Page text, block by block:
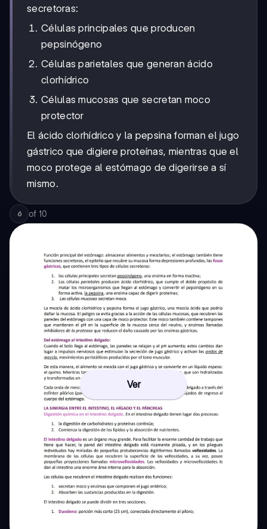
secretoras:
Células principales que producen
pepsinógeno
Células parietales que generan ácido
clorhídrico
Células mucosas que secretan moco
protector
El ácido clorhídrico y la pepsina forman el jugo
gástrico que digiere proteínas, mientras que el
moco protege al estómago de digerirse a sí
mismo.
6 of 10
Ver